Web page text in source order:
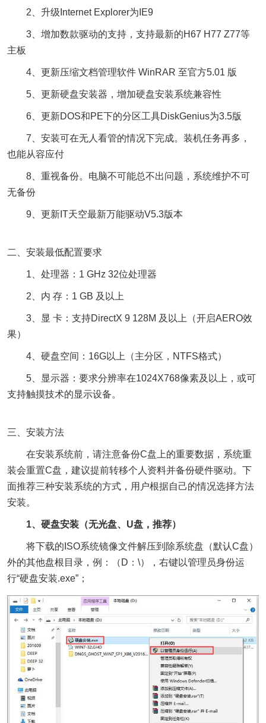
2、升级Internet Explorer为IE9
3、增加数款驱动的支持，支持最新的H67 H77 Z77等
主板
4、更新压缩文档管理软件 WinRAR 至官方5.01 版
5、更新硬盘安装器，增加硬盘安装系统兼容性
6、更新DOS和PE下的分区工具DiskGenius为3.5版
7、安装可在无人看管的情况下完成。装机任务再多，
也能从容应付
8、重视备份。电脑不可能总不出问题，系统维护不可
无备份
9、更新IT天空最新万能驱动V5.3版本
二、安装最低配置要求
1、处理器：1 GHz 32位处理器
2、内 存：1 GB 及以上
3、显 卡：支持DirectX 9 128M 及以上（开启AERO效
果）
4、硬盘空间：16G以上（主分区，NTFS格式）
5、显示器：要求分辨率在1024X768像素及以上，或可
支持触摸技术的显示设备。
三、安装方法
在安装系统前，请注意备份C盘上的重要数据，系统重
装会重置C盘，建议提前转移个人资料并备份硬件驱动。下
面推荐三种安装系统的方式，用户根据自己的情况选择方法
安装。
1、硬盘安装（无光盘、U盘，推荐）
将下载的ISO系统镜像文件解压到除系统盘（默认C盘）
外的其他盘根目录，例：（D：\），右键以管理员身份运
行“硬盘安装.exe”；